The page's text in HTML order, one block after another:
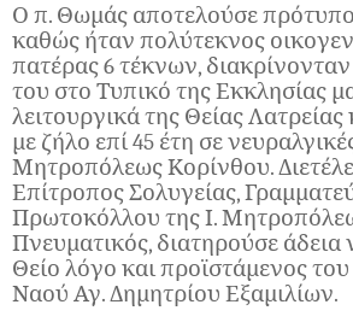
Ο π. Θωμάς αποτελούσε
καθώς ήταν πολύτεκνος
πατέρας 6 τέκνων, διακρίνονταν
του στο Τυπικό της Εκκλησίας
λειτουργικά της Θείας
με ζήλο επί 45 έτη σε
Μητροπόλεως Κορίνθου.
Επίτροπος Σολυγείας,
Πρωτοκόλλου της Ι.
Πνευματικός, διατηρούσε άδεια
Θείο λόγο και προϊστάμενος
Ναού Αγ. Δημητρίου Εξαμιλίων.